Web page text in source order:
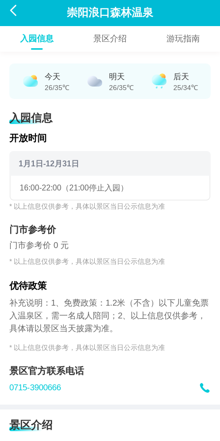
 崇阳浪口森林温泉
入园信息 景区介绍 游玩指南
今天
26/35℃
明天
26/35℃
后天
25/34℃
入园信息
开放时间
1月1日-12月31日
16:00-22:00（21:00停止入园）
* 以上信息仅供参考，具体以景区当日公示信息为准
门市参考价
门市参考价 0 元
* 以上信息仅供参考，具体以景区当日公示信息为准
优待政策
补充说明：1、免费政策：1.2米（不含）以下儿童免票
入温泉区，需一名成人陪同；2、以上信息仅供参考，
具体请以景区当天披露为准。
* 以上信息仅供参考，具体以景区当日公示信息为准
景区官方联系电话
0715-3900666 
景区介绍